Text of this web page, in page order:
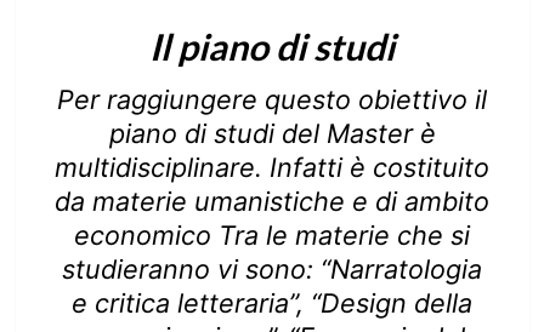
Il piano di studi
Per raggiungere questo obiettivo il
piano di studi del Master è
multidisciplinare. Infatti è costituito
da materie umanistiche e di ambito
economico Tra le materie che si
studieranno vi sono: “Narratologia
e critica letteraria”, “Design della